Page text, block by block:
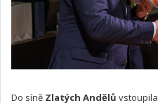
Do síně Zlatých Andělů vstoupila